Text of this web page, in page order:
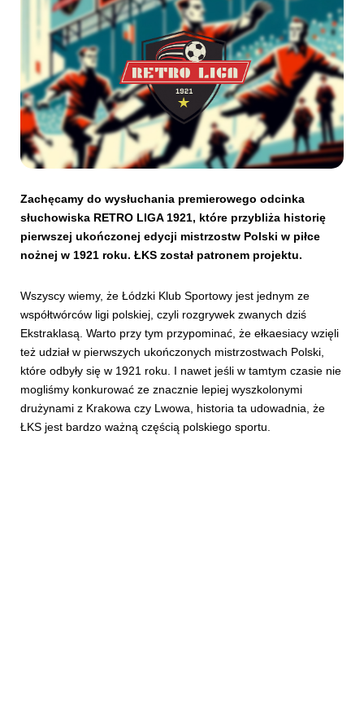
Zachęcamy do wysłuchania premierowego odcinka
słuchowiska RETRO LIGA 1921, które przybliża historię
pierwszej ukończonej edycji mistrzostw Polski w piłce
nożnej w 1921 roku. ŁKS został patronem projektu.
Wszyscy wiemy, że Łódzki Klub Sportowy jest jednym ze
współtwórców ligi polskiej, czyli rozgrywek zwanych dziś
Ekstraklasą. Warto przy tym przypominać, że ełkaesiacy wzięli
też udział w pierwszych ukończonych mistrzostwach Polski,
które odbyły się w 1921 roku. I nawet jeśli w tamtym czasie nie
mogliśmy konkurować ze znacznie lepiej wyszkolonymi
drużynami z Krakowa czy Lwowa, historia ta udowadnia, że
ŁKS jest bardzo ważną częścią polskiego sportu.